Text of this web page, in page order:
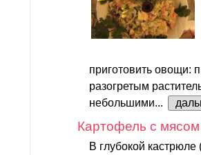
приготовить овощи:
разогретым
небольшими...
Картофель с мясом
В глубокой кастрюле